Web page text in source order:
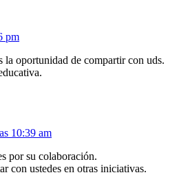
pm
la oportunidad de compartir con uds.
10:39 am
por su colaboración.
con ustedes en otras iniciativas.